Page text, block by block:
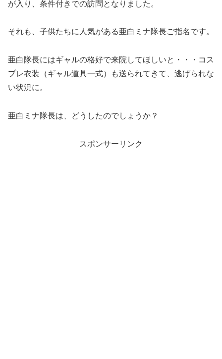
が入り、条件付きでの訪問となりました。
それも、子供たちに人気がある亜白ミナ隊長ご指名です。
亜白隊長にはギャルの格好で来院してほしいと・・・コス
プレ衣装（ギャル道具一式）も送られてきて、逃げられな
い状況に。
亜白ミナ隊長は、どうしたのでしょうか？
スポンサーリンク